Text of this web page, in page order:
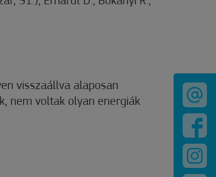
visszaállva alaposan
nem voltak olyan energiák